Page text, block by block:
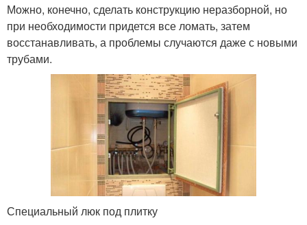
Можно, конечно, сделать конструкцию неразборной, но
при необходимости придется все ломать, затем
восстанавливать, а проблемы случаются даже с новыми
трубами.
Специальный люк под плитку